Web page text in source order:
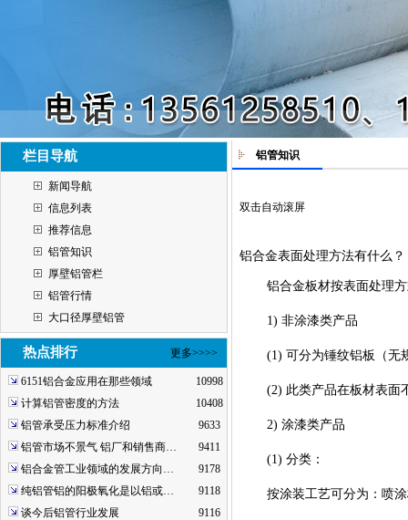
栏目导航
新闻导航
信息列表
推荐信息
铝管知识
厚壁铝管栏
铝管行情
大口径厚壁铝管
热点排行 更多>>>>
6151铝合金应用在那些领域
10998
计算铝管密度的方法
10408
铝管承受压力标准介绍
9633
铝管市场不景气 铝厂和销售商…
9411
铝合金管工业领域的发展方向…
9178
纯铝管铝的阳极氧化是以铝或…
9118
谈今后铝管行业发展
9116
铝管知识
双击自动滚屏
铝合金表面处理方法有什么？
铝合金板材按表面处理
1) 非涂漆类产品
(1) 可分为锤纹铝板（无
(2) 此类产品在板材表面
2) 涂漆类产品
(1) 分类：
按涂装工艺可分为：喷